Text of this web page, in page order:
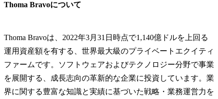
Thoma Bravoについて
Thoma Bravoは、2022年3月31日時点で1,140億ドルを上回る
運用資産額を有する、世界最大級のプライベートエクイティ
ファームです。ソフトウェアおよびテクノロジー分野で事業
を展開する、成長志向の革新的な企業に投資しています。業
界に関する豊富な知識と実績に基づいた戦略・業務運営力を